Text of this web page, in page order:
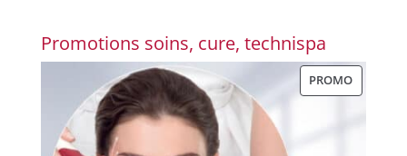
Promotions soins, cure, technispa
PROMOPRODUIT